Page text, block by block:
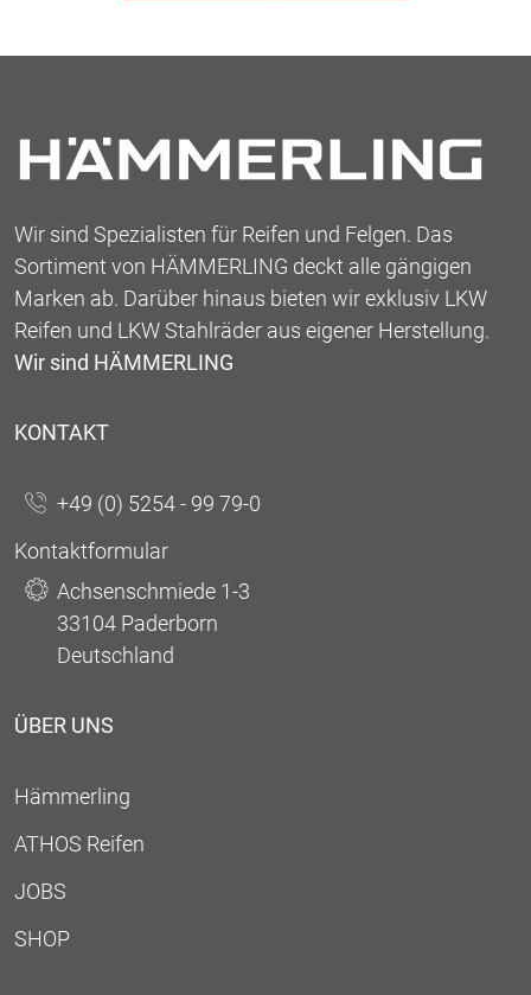
Wir sind Spezialisten für Reifen und Felgen. Das
Sortiment von HÄMMERLING deckt alle gängigen
Marken ab. Darüber hinaus bieten wir exklusiv LKW
Reifen und LKW Stahlräder aus eigener Herstellung.
Wir sind HÄMMERLING
KONTAKT
+49 (0) 5254 - 99 79-0
Kontaktformular
Achsenschmiede 1-3
33104 Paderborn
Deutschland
ÜBER UNS
Hämmerling
ATHOS Reifen
JOBS
SHOP